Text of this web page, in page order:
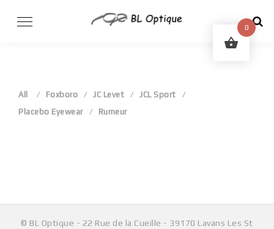
All Foxboro JC Levet
JCL Sport
Placebo Eyewear
Rumeur
© BL Optique - 22 Rue de la Cueille - 39170 Lavans Les St
0